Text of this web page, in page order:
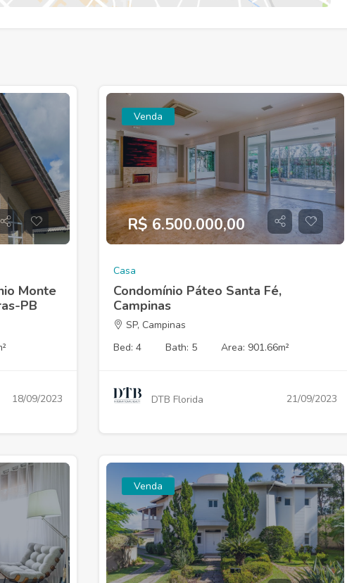
Monte
PB
18/09/2023
Venda
R$ 6.500.000,00
Casa
Condomínio Páteo Santa Fé,
Campinas
SP, Campinas
Bed: 4
Bath: 5 Area: 901.66m²
DTB Florida 21/09/2023
Venda